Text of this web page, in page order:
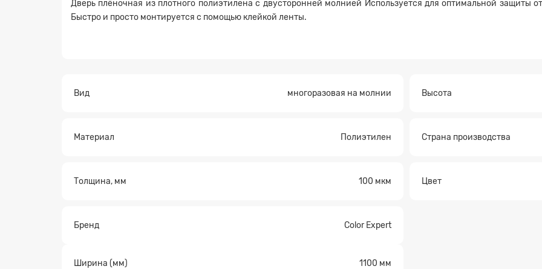
Дверь плёночная из плотного полиэтилена с двусторонней молнией Используется для оптимальной защиты
Быстро и просто монтируется с помощью клейкой ленты.
Вид многоразовая на молнии Высота
Материал Полиэтилен Страна производства
Толщина, мм 100 мкм Цвет
Бренд Color Expert
Ширина (мм) 1100 мм